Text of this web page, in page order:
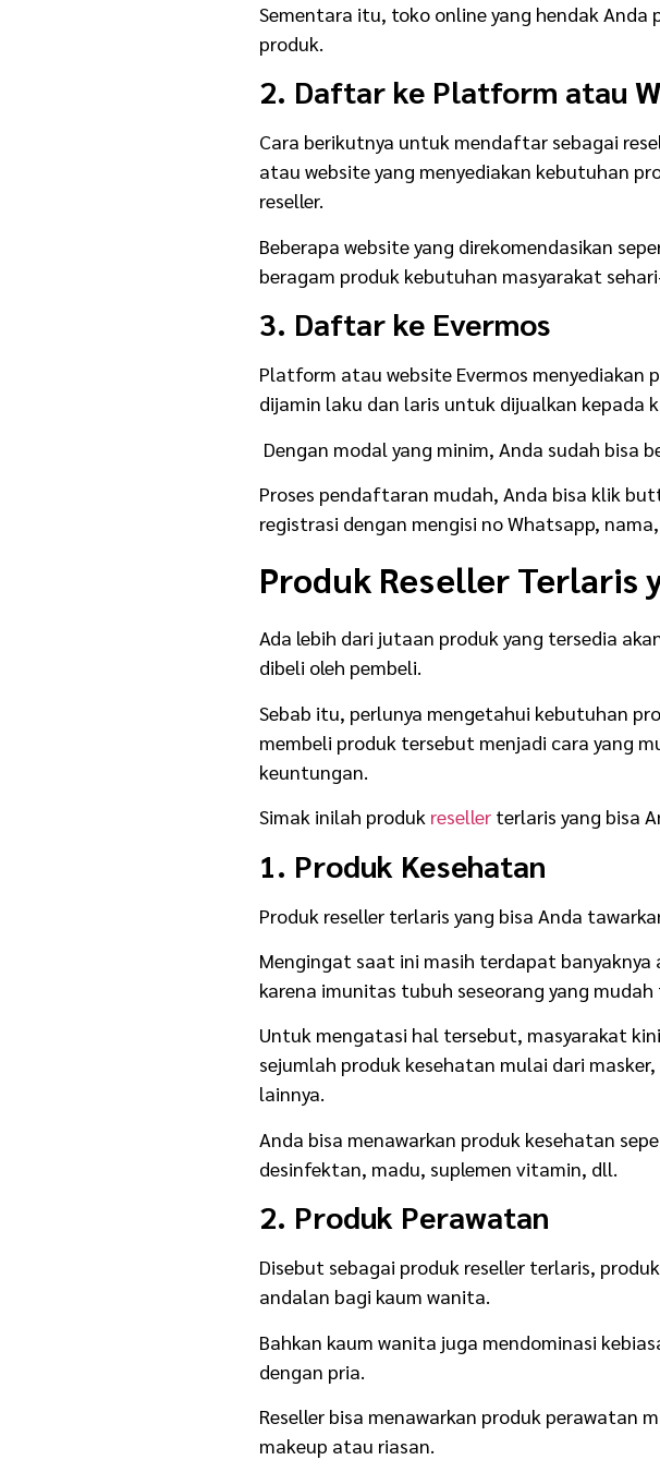
Sementara itu, toko online yang hendak Anda
produk.
2. Daftar ke Platform atau
Cara berikutnya untuk mendaftar sebagai
atau website yang menyediakan kebutuhan
reseller.
Beberapa website yang direkomendasikan
beragam produk kebutuhan masyarakat
3. Daftar ke Evermos
Platform atau website Evermos menyediakan
dijamin laku dan laris untuk dijualkan kepada
Dengan modal yang minim, Anda sudah bisa
Proses pendaftaran mudah, Anda bisa klik
registrasi dengan mengisi no Whatsapp,
Produk Reseller Terlaris
Ada lebih dari jutaan produk yang tersedia
dibeli oleh pembeli.
Sebab itu, perlunya mengetahui kebutuhan
membeli produk tersebut menjadi cara yang
keuntungan.
Simak inilah produk reseller terlaris yang bisa
1. Produk Kesehatan
Produk reseller terlaris yang bisa Anda
Mengingat saat ini masih terdapat banyaknya
karena imunitas tubuh seseorang yang
Untuk mengatasi hal tersebut, masyarakat
sejumlah produk kesehatan mulai dari
lainnya.
Anda bisa menawarkan produk kesehatan
desinfektan, madu, suplemen vitamin, dll.
2. Produk Perawatan
Disebut sebagai produk reseller terlaris,
andalan bagi kaum wanita.
Bahkan kaum wanita juga mendominasi
dengan pria.
Reseller bisa menawarkan produk perawatan
makeup atau riasan.